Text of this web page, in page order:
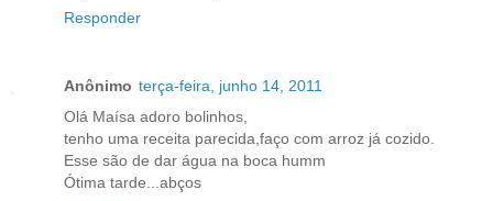
Responder
Anônimo terça-feira, junho 14, 2011
Olá Maísa adoro bolinhos,
tenho uma receita parecida,faço com arroz já cozido.
Esse são de dar água na boca humm
Ótima tarde...abços